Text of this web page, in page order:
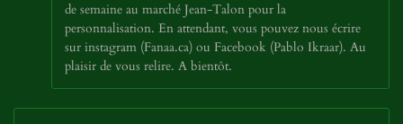
de semaine au marché Jean-Talon pour la
personnalisation. En attendant, vous pouvez nous écrire
sur instagram (Fanaa.ca) ou Facebook (Pablo Ikraar). Au
plaisir de vous relire. A bientôt.